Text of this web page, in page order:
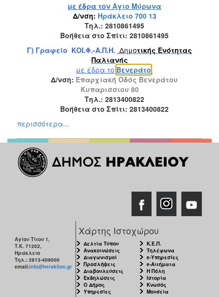
με έδρα τον Αγιο Μύρωνα
Δ/νση: Ηράκλειο 700 13
Τηλ.: 2810861495
Βοήθεια στο Σπίτι: 2810861495
Γ) Γραφείο ΚΟΙ.Φ.-Α.Π.Η. Δημοτικής Ενότητας
Παλιανής
με έδρα το Βενεράτο
Δ/νση: Επαρχιακή Οδός Βενεράτου
Κυπαρισσιου 80
Τηλ.: 2813400822
Βοήθεια στο Σπίτι: 2813400822
περισσότερα...
Αγίου Τίτου 1,
Τ.Κ. 71202,
Ηράκλειο
Τηλ.: 2813-409000
email:info@heraklion.gr
Χάρτης Ιστοχώρου
Δελτία Τύπου
Ανακοινώσεις
Διαγωνισμοί
Προσλήψεις
Διαβουλεύσεις
Εκδηλώσεις
Ο Δήμος
Υπηρεσίες
Κ.Ε.Π.
Τηλέφωνα
e-Υπηρεσίες
e-Αιτήματα
Η Πόλη
Ιστορία
Κνωσός
Μουσεία